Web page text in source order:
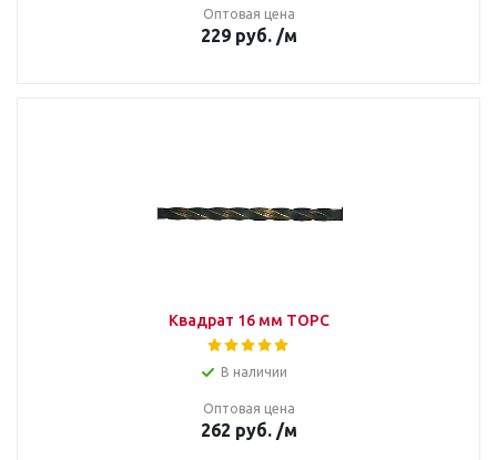
Оптовая цена
229 руб. /м
Квадрат 16 мм ТОРС
В наличии
Оптовая цена
262 руб. /м